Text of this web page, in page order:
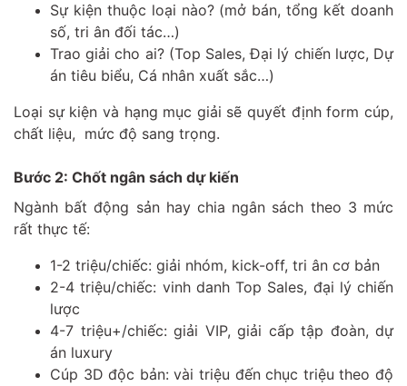
Sự kiện thuộc loại nào? (mở bán, tổng kết doanh
số, tri ân đối tác…)
Trao giải cho ai? (Top Sales, Đại lý chiến lược, Dự
án tiêu biểu, Cá nhân xuất sắc…)
Loại sự kiện và hạng mục giải sẽ quyết định form cúp,
chất liệu, mức độ sang trọng.
Bước 2: Chốt ngân sách dự kiến
Ngành bất động sản hay chia ngân sách theo 3 mức
rất thực tế:
1-2 triệu/chiếc: giải nhóm, kick-off, tri ân cơ bản
2-4 triệu/chiếc: vinh danh Top Sales, đại lý chiến
lược
4-7 triệu+/chiếc: giải VIP, giải cấp tập đoàn, dự
án luxury
Cúp 3D độc bản: vài triệu đến chục triệu theo độ